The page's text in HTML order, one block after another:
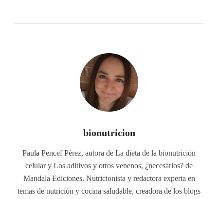
bionutricion
Paula Pencef Pérez, autora de La dieta de la bionutrición
celular y Los aditivos y otros venenos, ¿necesarios? de
Mandala Ediciones. Nutricionista y redactora experta en
temas de nutrición y cocina saludable, creadora de los blogs